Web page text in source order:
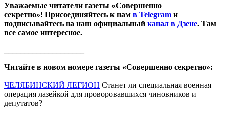
Уважаемые читатели газеты «Совершенно
секретно»! Присоединяйтесь к нам в Telegram и
подписывайтесь на наш официальный канал в Дзене. Там
все самое интересное.
Читайте в новом номере газеты «Совершенно секретно»:
ЧЕЛЯБИНСКИЙ ЛЕГИОН Станет ли специальная военная
операция лазейкой для проворовавшихся чиновников и
депутатов?